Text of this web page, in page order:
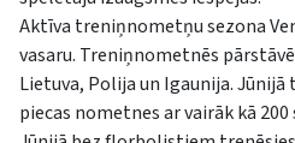
Aktīva treniņnometņu sezona
vasaru. Treniņnometnēs
Lietuva, Polija un Igaunija.
piecas nometnes ar vairāk kā